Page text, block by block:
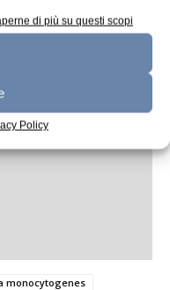
di più su questi scopi
Policy
monocytogenes